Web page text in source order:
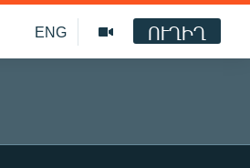
ENG ՈՒՂԻՂ